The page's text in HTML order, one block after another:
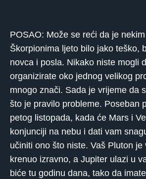
POSAO: Može se reći da je
Škorpionima ljeto bilo jako teško,
novca i posla. Nikako niste mogli
organizirate oko jednog velikog
mnogo znači. Sada je vrijeme da
što je pravilo probleme. Poseban
petog listopada, kada će Mars i
konjunciji na nebu i dati vam
učiniti ono što niste. Vaš Pluton
krenuo izravno, a Jupiter ulazi u
biće tu godinu dana, tako da